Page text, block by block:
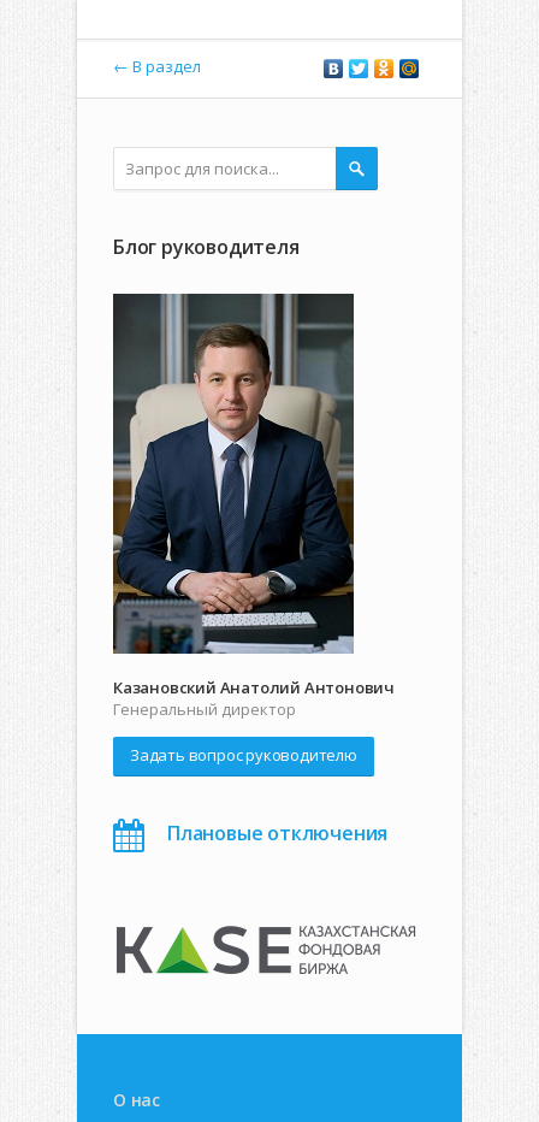
← В раздел
Блог руководителя
Казановский Анатолий Антонович
Генеральный директор
Задать вопрос руководителю
Плановые отключения
О нас